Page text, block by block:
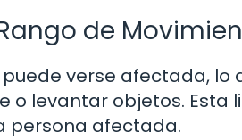
de
verse afectada,
o levantar objetos.
persona afectada.